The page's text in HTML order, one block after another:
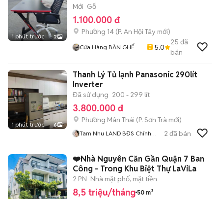
1 phút trước 2
Mới Gỗ
1.100.000 đ
Phường 14 (P. An Hội Tây mới)
Cửa Hàng BÀN GHẾ
5.0
25 đã
bán
1 phút trước 6
Thanh Lý Tủ lạnh Panasonic 290lít
Inverter
Đã sử dụng 200 - 299 lít
3.800.000 đ
Phường Mân Thái (P. Sơn Trà mới)
Tam Nhu LAND BĐS Chính
2 đã bán
❤️Nhà Nguyên Căn Gần Quận 7 Ban
Công - Trong Khu Biệt Thự LaViLa
2 PN Nhà mặt phố, mặt tiền
8,5 triệu/tháng 50 m²